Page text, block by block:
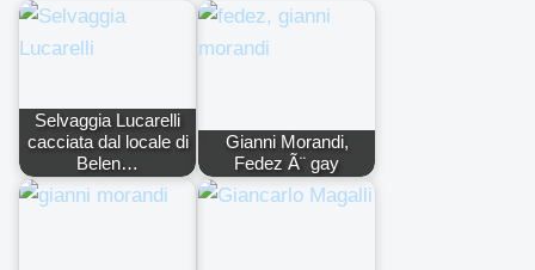
Selvaggia Lucarelli
cacciata dal locale di
Belen…
Gianni Morandi,
Fedez Ã¨ gay